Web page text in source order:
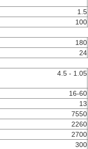
1.5
100
180
24
1.05 - 4.5
16-60
13
7550
2260
2700
300